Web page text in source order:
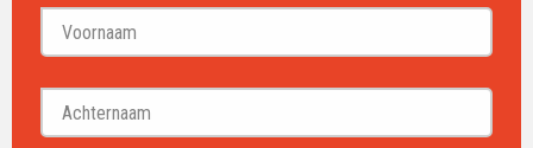
Voornaam